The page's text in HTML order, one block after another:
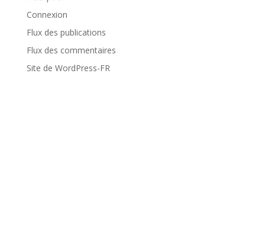
Connexion
Flux des publications
Flux des commentaires
Site de WordPress-FR